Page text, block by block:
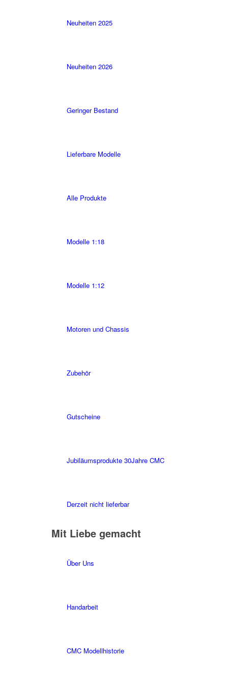
Neuheiten 2025
Neuheiten 2026
Geringer Bestand
Lieferbare Modelle
Alle Produkte
Modelle 1:18
Modelle 1:12
Motoren und Chassis
Zubehör
Gutscheine
Jubiläumsprodukte 30Jahre CMC
Derzeit nicht lieferbar
Mit Liebe gemacht
Über Uns
Handarbeit
CMC Modellhistorie